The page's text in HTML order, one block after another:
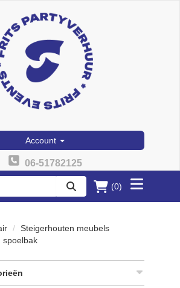
Account
06-51782125
zoeken
(0)
Toggle
menu
Steigerhouten meubels
spoelbak